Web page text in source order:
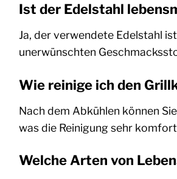
Ist der Edelstahl
Ja, der verwendete Edelstahl
unerwünschten
Wie reinige ich den
Nach dem Abkühlen können
was die Reinigung sehr
Welche Arten von